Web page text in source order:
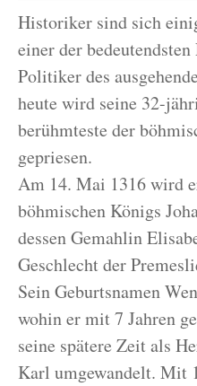
Historiker sind sich
einer der
Politiker des
heute wird seine 32-
berühmteste der
gepriesen.
Am 14. Mai 1316 wird
böhmischen Königs
dessen Gemahlin
Geschlecht der
Sein Geburtsnamen
wohin er mit 7 Jahren
seine spätere Zeit als
Karl umgewandelt. Mit